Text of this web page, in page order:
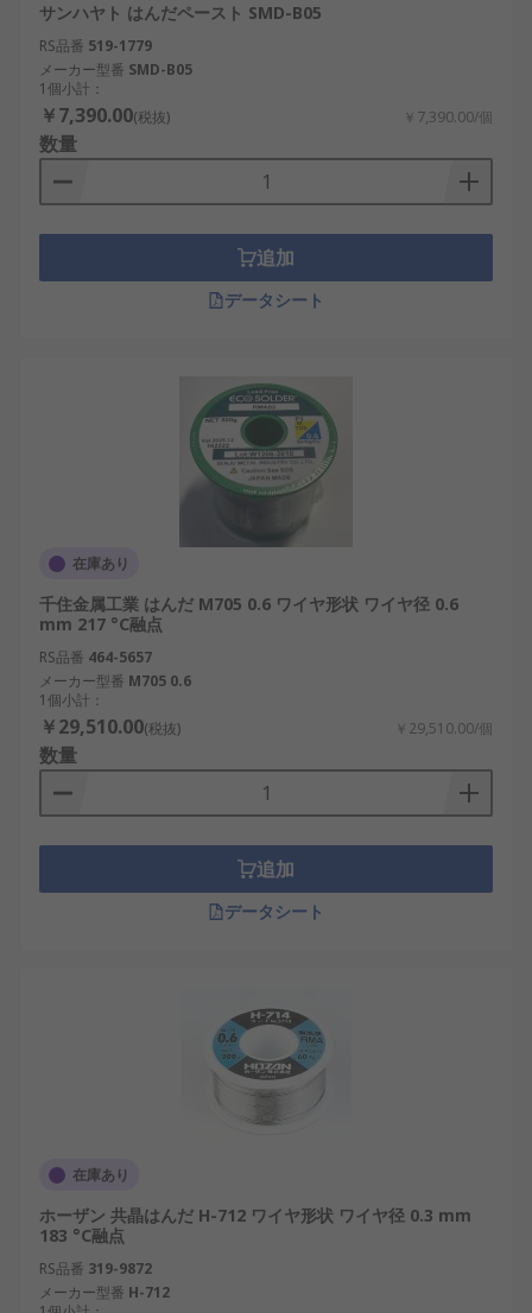
すが、現在は環境規制の影響を受け、あまり使われ
ていません。
適切なはんだの選択は、製造プロセスや修理作業の
品質に大きな影響を与えます。また、はんだの種類
について正確に理解し、それがどのような用途に適
しているかを知ることは重要です。適切なはんだを
能を向上させることができます。
サンハヤト はんだペースト SMD-B05
RS品番 519-1779
メーカー型番 SMD-B05
1個小計：
￥7,390.00(税抜) ￥7,390.00/個
数量
追加
データシート
在庫あり
千住金属工業 はんだ M705 0.6 ワイヤ形状 ワイヤ径 0.6
mm 217 °C融点
RS品番 464-5657
メーカー型番 M705 0.6
1個小計：
￥29,510.00(税抜) ￥29,510.00/個
数量
追加
データシート
在庫あり
ホーザン 共晶はんだ H-712 ワイヤ形状 ワイヤ径 0.3 mm
183 °C融点
RS品番 319-9872
メーカー型番 H-712